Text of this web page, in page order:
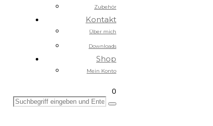
Zubehör
Kontakt
Über mich
Downloads
Shop
Mein Konto
0